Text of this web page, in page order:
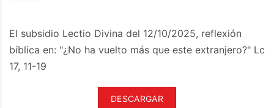
El subsidio Lectio Divina del 12/10/2025, reflexión
bíblica en: "¿No ha vuelto más que este extranjero?" Lc
17, 11-19
DESCARGAR